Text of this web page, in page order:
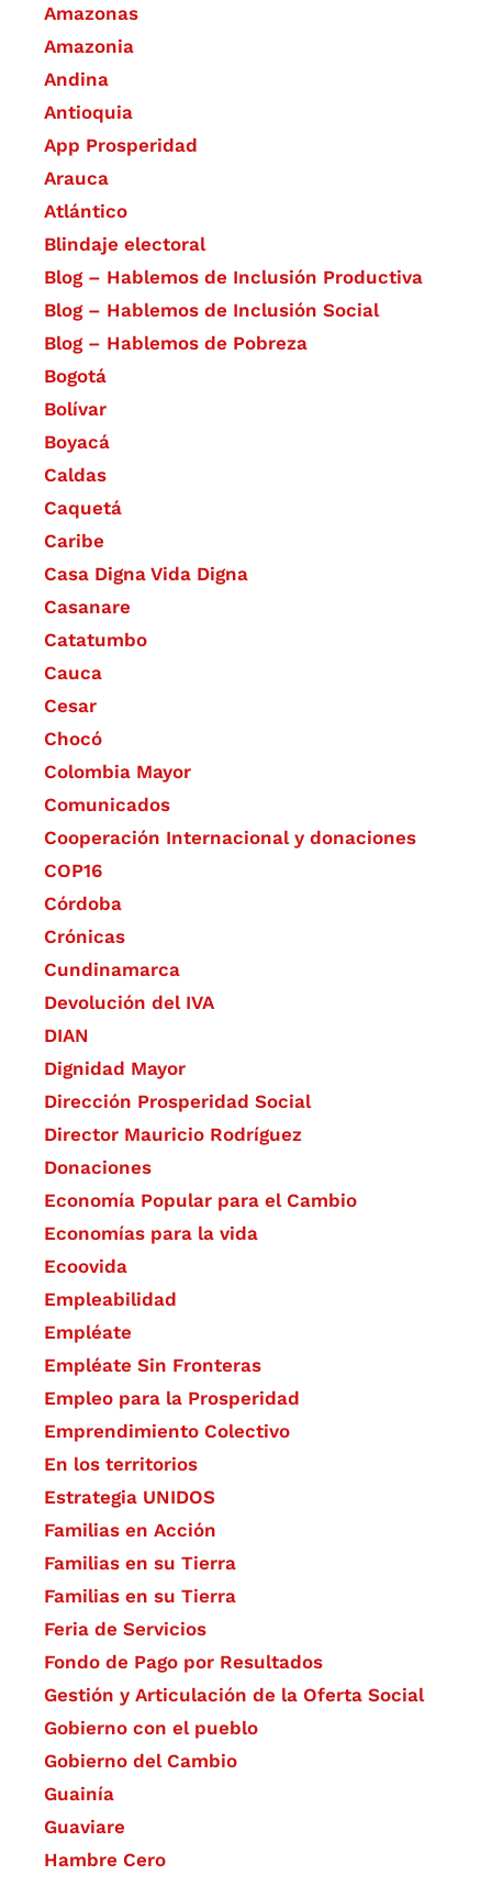
Amazonas
Amazonia
Andina
Antioquia
App Prosperidad
Arauca
Atlántico
Blindaje electoral
Blog – Hablemos de Inclusión Productiva
Blog – Hablemos de Inclusión Social
Blog – Hablemos de Pobreza
Bogotá
Bolívar
Boyacá
Caldas
Caquetá
Caribe
Casa Digna Vida Digna
Casanare
Catatumbo
Cauca
Cesar
Chocó
Colombia Mayor
Comunicados
Cooperación Internacional y donaciones
COP16
Córdoba
Crónicas
Cundinamarca
Devolución del IVA
DIAN
Dignidad Mayor
Dirección Prosperidad Social
Director Mauricio Rodríguez
Donaciones
Economía Popular para el Cambio
Economías para la vida
Ecoovida
Empleabilidad
Empléate
Empléate Sin Fronteras
Empleo para la Prosperidad
Emprendimiento Colectivo
En los territorios
Estrategia UNIDOS
Familias en Acción
Familias en su Tierra
Familias en su Tierra
Feria de Servicios
Fondo de Pago por Resultados
Gestión y Articulación de la Oferta Social
Gobierno con el pueblo
Gobierno del Cambio
Guainía
Guaviare
Hambre Cero